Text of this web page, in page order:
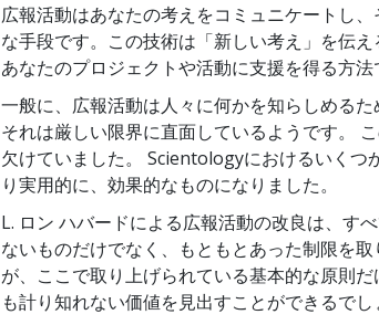
広報活動はあなたの考えをコミュニケートし
な手段です。この技術は「新しい考え」を伝
あなたのプロジェクトや活動に支援を得る方法
一般に、広報活動は人々に何かを知らしめる
それは厳しい限界に直面しているようです。
欠けていました。 Scientologyにおけるいくつ
り実用的に、効果的なものになりました。
L. ロン ハバードによる広報活動の改良は、す
ないものだけでなく、もともとあった制限を
が、ここで取り上げられている基本的な原則
も計り知れない価値を見出すことができるでし